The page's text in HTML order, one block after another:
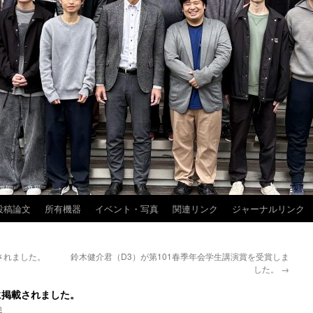
稿論文 所有機器 イベント・写真 関連リンク ジャーナルリンク
ました。
鈴木健介君（D3）が第101春季年会学生講演賞を受賞しま
した。 →
載されました。